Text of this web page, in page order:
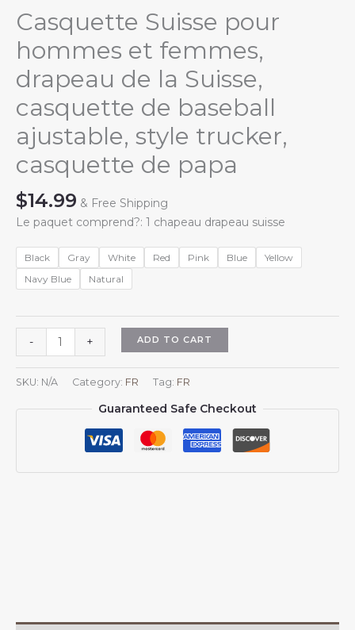
Casquette Suisse pour
hommes et femmes,
drapeau de la Suisse,
casquette de baseball
ajustable, style trucker,
casquette de papa
$14.99 & Free Shipping
Le paquet comprend?: 1 chapeau drapeau suisse
Black Gray White Red Pink Blue
Yellow
Navy Blue
Natural
-
Casquette
Suisse
pour
hommes
et
+ ADD TO CART
SKU: N/A Category: FR Tag: FR
Guaranteed Safe Checkout